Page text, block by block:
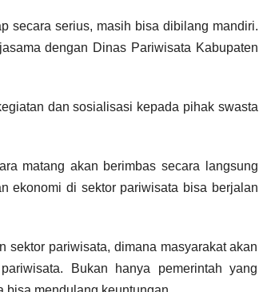
secara serius, masih bisa dibilang mandiri.
dengan Dinas Pariwisata Kabupaten
dan sosialisasi kepada pihak swasta
matang akan berimbas secara langsung
ekonomi di sektor pariwisata bisa berjalan
sektor pariwisata, dimana masyarakat akan
Bukan hanya pemerintah yang